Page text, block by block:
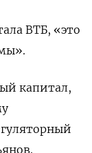
ВТБ, «это
капитал,